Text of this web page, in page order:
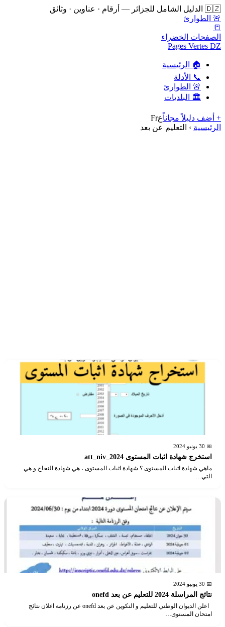
🇩🇿 الدليل الشامل للجزائر — أرقام · عناوين · وثائق
🚨 الطوارئ
📒
الصفحات الخضراء
Pages Vertes DZ
🏠 الرئيسية
📞 الأدلة
🚨 الطوارئ
🏛️ البلديات
+ أضف دليلاً مجاناًعFr
الرئيسية › التعليم عن بعد
📅 30 يونيو 2024
استخرج شهادة اثبات المستوى att_niv_2024
ماهي شهادة اثبات المستوى ؟ شهادة اثبات المستوى ، هي شهادة النجاح و هي
التي…
📅 30 يونيو 2024
نتائج المراسلة 2024 للتعليم عن بعد onefd
اعلن الديوان الوطني للتعليم و التكوين عن بعد onefd عن رزنامة اعلان نتائج
امتحان المستوى…